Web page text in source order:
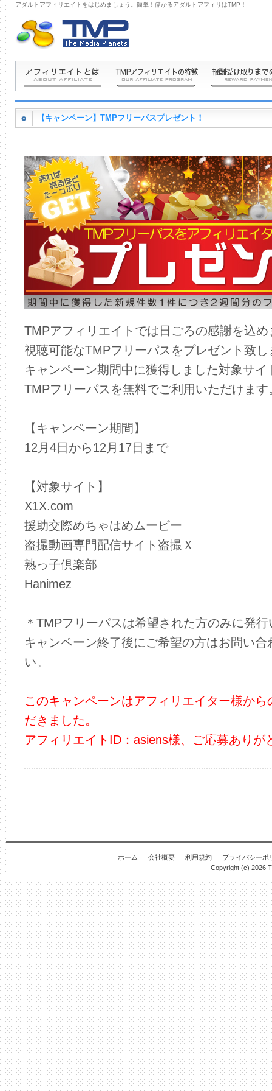
アダルトアフィリエイトをはじめましょう。簡単！儲かるアダルトアフィリはTMP！
【キャンペーン】TMPフリーパスプレゼント！
TMPアフィリエイトでは日ごろの感謝を込
視聴可能なTMPフリーパスをプレゼント致し
キャンペーン期間中に獲得しました対象サ
TMPフリーパスを無料でご利用いただけます
【キャンペーン期間】
12月4日から12月17日まで
【対象サイト】
X1X.com
援助交際めちゃはめムービー
盗撮動画専門配信サイト盗撮Ｘ
熟っ子倶楽部
Hanimez
＊TMPフリーパスは希望された方のみに発
キャンペーン終了後にご希望の方はお問い
い。
このキャンペーンはアフィリエイター様か
だきました。
アフィリエイトID：asiens様、ご応募ありが
ホーム 会社概要 利用規約
プライバシーポ
Copyright (c) 2026